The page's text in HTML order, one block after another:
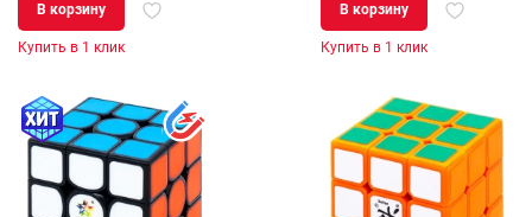
В корзину
Купить в 1 клик
В корзину
Купить в 1 клик